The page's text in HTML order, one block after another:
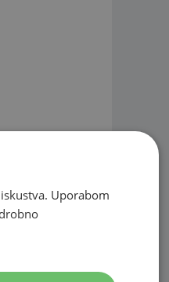
Uporabom